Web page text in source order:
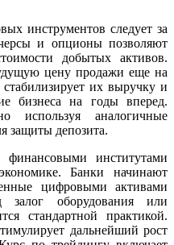
инструментов следует за
и опционы позволяют
добытых активов.
цену продажи еще на
стабилизирует их выручку и
бизнеса на годы вперед.
используя аналогичные
защиты депозита.
институтами
Банки начинают
цифровыми активами
залог оборудования или
стандартной практикой.
дальнейший рост